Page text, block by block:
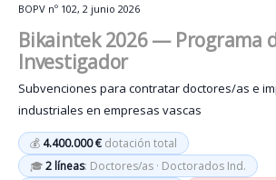
BOPV nº 102, 2 junio 2026
Bikaintek 2026 — Programa
Investigador
Subvenciones para contratar doctores/as e
industriales en empresas vascas
💰 4.400.000 € dotación total
🎓2 líneas: Doctores/as · Doctorados Ind.